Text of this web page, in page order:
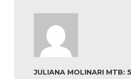
JULIANA MOLINARI MTB: